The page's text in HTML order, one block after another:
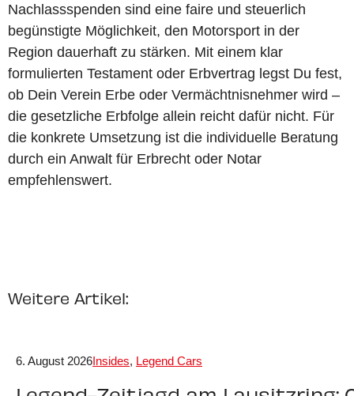
Nachlassspenden sind eine faire und steuerlich
begünstigte Möglichkeit, den Motorsport in der
Region dauerhaft zu stärken. Mit einem klar
formulierten Testament oder Erbvertrag legst Du fest,
ob Dein Verein Erbe oder Vermächtnisnehmer wird –
die gesetzliche Erbfolge allein reicht dafür nicht. Für
die konkrete Umsetzung ist die individuelle Beratung
durch ein Anwalt für Erbrecht oder Notar
empfehlenswert.
Weitere Artikel:
6. August 2026Insides, Legend Cars